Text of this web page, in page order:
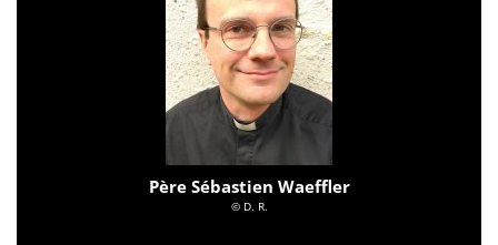
Père Sébastien Waeffler
© D. R.